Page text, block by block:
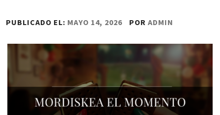
PUBLICADO EL: MAYO 14, 2026 POR ADMIN